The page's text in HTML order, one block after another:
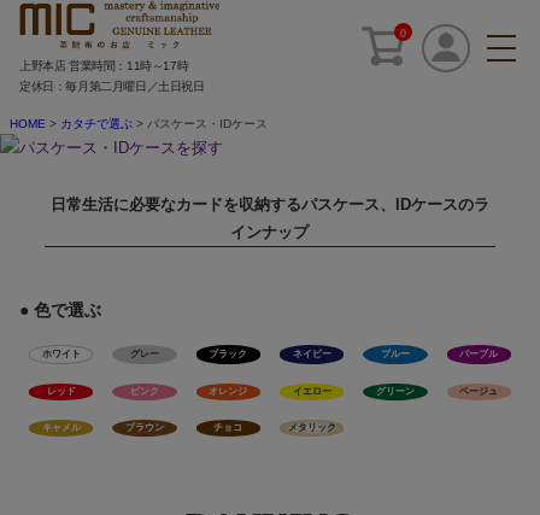
0
上野本店 営業時間：11時～17時
定休日：毎月第二月曜日／土日祝日
HOME カタチで選ぶ パスケース・IDケース
日常生活に必要なカードを収納するパスケース、IDケースのラ
インナップ
● 色で選ぶ
ホワイト グレー ブラック ネイビー ブルー パープル
レッド ピンク オレンジ イエロー グリーン ベージュ
キャメル ブラウン チョコ メタリック